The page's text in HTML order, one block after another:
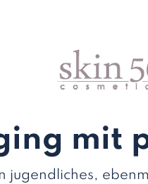
mit
jugendliches,